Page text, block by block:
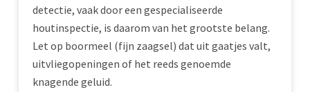
detectie, vaak door een gespecialiseerde
houtinspectie, is daarom van het grootste belang.
Let op boormeel (fijn zaagsel) dat uit gaatjes valt,
uitvliegopeningen of het reeds genoemde
knagende geluid.